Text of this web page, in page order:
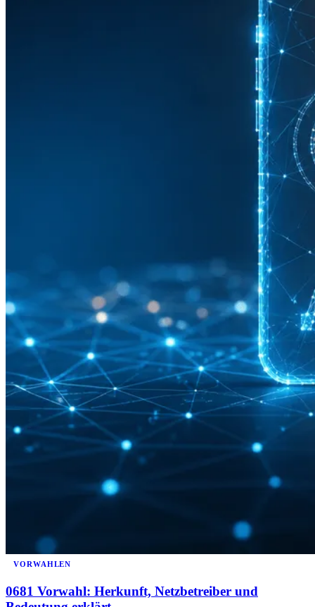
VORWAHLEN
0681 Vorwahl: Herkunft, Netzbetreiber und